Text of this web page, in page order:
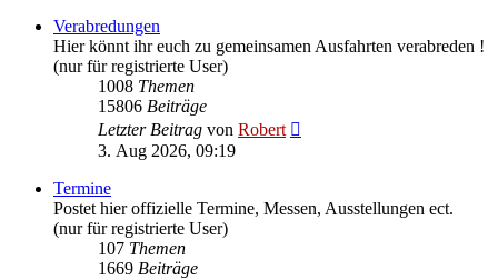
Verabredungen
Hier könnt ihr euch zu gemeinsamen Ausfahrten verabreden !
(nur für registrierte User)
1008 Themen
15806 Beiträge
Letzter Beitrag von Robert
3. Aug 2026, 09:19
Termine
Postet hier offizielle Termine, Messen, Ausstellungen ect.
(nur für registrierte User)
107 Themen
1669 Beiträge